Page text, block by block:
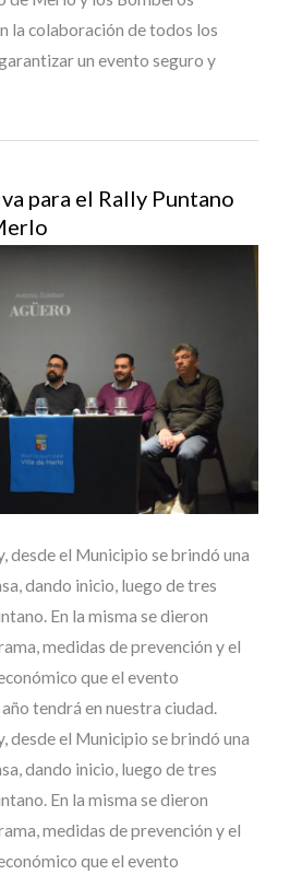
la colaboración de todos los
un evento seguro y
para el Rally Puntano
desde el Municipio se brindó una
dando inicio, luego de tres
En la misma se dieron
medidas de prevención y el
que el evento
tendrá en nuestra ciudad.
desde el Municipio se brindó una
dando inicio, luego de tres
En la misma se dieron
medidas de prevención y el
que el evento